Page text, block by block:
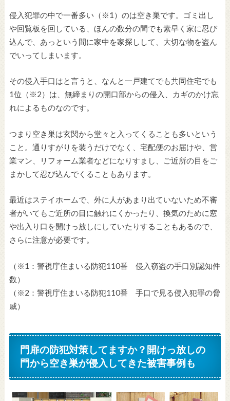
侵入犯罪の中で一番多い（※1）のは空き巣です。ゴミ出し
や回覧板を回している、ほんの数分の間でも素早く家に忍び
込んで、あっという間に家中を家探しして、大切な物を盗ん
でいってしまいます。
その侵入手口はと言うと、なんと一戸建てでも共同住宅でも
1位（※2）は、無締まりの開口部からの侵入、カギのかけ忘
れによるものなのです。
つまり空き巣は玄関から堂々と入ってくることも多いという
こと。通りすがりを装うだけでなく、宅配便のお届けや、営
業マン、リフォーム業者などになりすまし、ご近所の目をご
まかして忍び込んでくることもあります。
最近はステイホームで、外に人があまり出ていないため不審
者がいてもご近所の目に触れにくかったり、換気のために窓
や出入り口を開けっ放しにしていたりすることもあるので、
さらに注意が必要です。
（※1：警視庁住まいる防犯110番 侵入窃盗の手口別認知件
数）
（※2：警視庁住まいる防犯110番 手口で見る侵入犯罪の脅
威）
門扉の防犯対策してますか？開けっ放しの
門から空き巣が侵入してきた被害事例も